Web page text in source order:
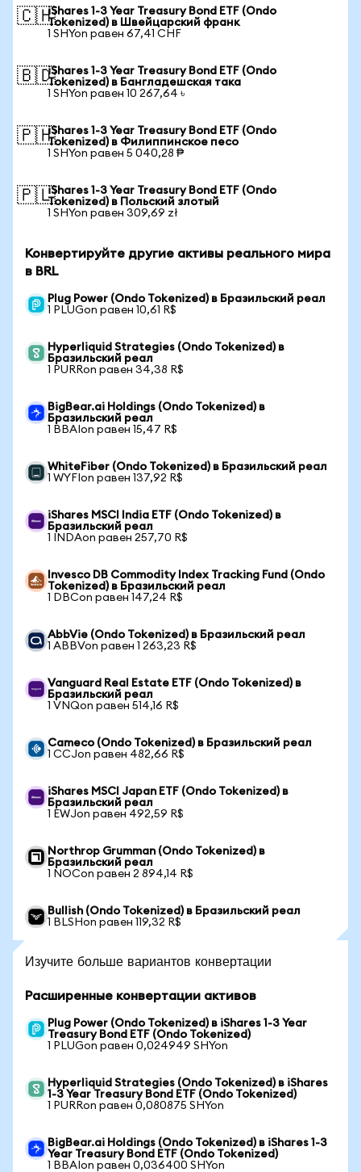
🇨🇭iShares 1-3 Year Treasury Bond ETF (Ondo
Tokenized) в Швейцарский франк
1 SHYon равен 67,41 CHF
🇧🇩iShares 1-3 Year Treasury Bond ETF (Ondo
Tokenized) в Бангладешская така
1 SHYon равен 10 267,64 ৳
🇵🇭iShares 1-3 Year Treasury Bond ETF (Ondo
Tokenized) в Филиппинское песо
1 SHYon равен 5 040,28 ₱
🇵🇱iShares 1-3 Year Treasury Bond ETF (Ondo
Tokenized) в Польский злотый
1 SHYon равен 309,69 zł
Конвертируйте другие активы реального мира
в BRL
Plug Power (Ondo Tokenized) в Бразильский реал
1 PLUGon равен 10,61 R$
Hyperliquid Strategies (Ondo Tokenized) в
Бразильский реал
1 PURRon равен 34,38 R$
BigBear.ai Holdings (Ondo Tokenized) в
Бразильский реал
1 BBAIon равен 15,47 R$
WhiteFiber (Ondo Tokenized) в Бразильский реал
1 WYFIon равен 137,92 R$
iShares MSCI India ETF (Ondo Tokenized) в
Бразильский реал
1 INDAon равен 257,70 R$
Invesco DB Commodity Index Tracking Fund (Ondo
Tokenized) в Бразильский реал
1 DBCon равен 147,24 R$
AbbVie (Ondo Tokenized) в Бразильский реал
1 ABBVon равен 1 263,23 R$
Vanguard Real Estate ETF (Ondo Tokenized) в
Бразильский реал
1 VNQon равен 514,16 R$
Cameco (Ondo Tokenized) в Бразильский реал
1 CCJon равен 482,66 R$
iShares MSCI Japan ETF (Ondo Tokenized) в
Бразильский реал
1 EWJon равен 492,59 R$
Northrop Grumman (Ondo Tokenized) в
Бразильский реал
1 NOCon равен 2 894,14 R$
Bullish (Ondo Tokenized) в Бразильский реал
1 BLSHon равен 119,32 R$
Изучите больше вариантов конвертации
Расширенные конвертации активов
Plug Power (Ondo Tokenized) в iShares 1-3 Year
Treasury Bond ETF (Ondo Tokenized)
1 PLUGon равен 0,024949 SHYon
Hyperliquid Strategies (Ondo Tokenized) в iShares
1-3 Year Treasury Bond ETF (Ondo Tokenized)
1 PURRon равен 0,080875 SHYon
BigBear.ai Holdings (Ondo Tokenized) в iShares 1-3
Year Treasury Bond ETF (Ondo Tokenized)
1 BBAIon равен 0,036400 SHYon